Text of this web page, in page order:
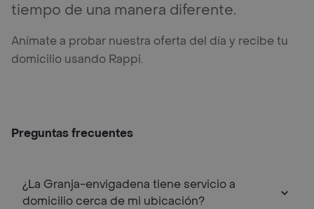
tiempo de una manera diferente.
Anímate a probar nuestra oferta del día y recibe tu
domicilio usando Rappi.
Preguntas frecuentes
¿La Granja-envigadena tiene servicio a
domicilio cerca de mi ubicación?